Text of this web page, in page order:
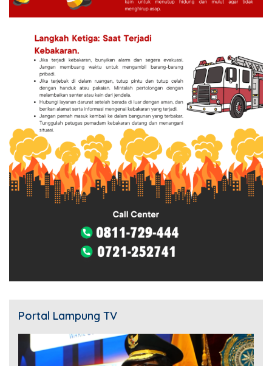
Portal Lampung TV